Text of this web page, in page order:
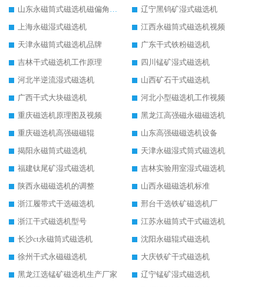
山东永磁筒式磁选机磁偏角怎么调整
辽宁黑钨矿湿式磁选机
上海永磁湿式磁选机
江西永磁筒式磁选机视频
天津永磁筒式磁选机品牌
广东干式铁粉磁选机
吉林干式磁选机工作原理
四川锰矿湿式磁选机
河北半逆流湿式磁选机
山西矿石干式磁选机
广西干式大块磁选机
河北小型磁选机工作视频
重庆磁选机原理图及视频
黑龙江高强磁永磁磁选机
重庆磁选机高强磁磁辊
山东高强磁磁选机设备
揭阳永磁筒式磁选机
天津永磁湿式筒式磁选机
福建钛尾矿湿式磁选机
吉林实验用室湿式磁选机
陕西永磁磁选机的调整
山西永磁磁选机标准
浙江履带式干选磁选机
邢台干选铁矿磁选机厂
浙江干式磁选机型号
江苏永磁筒式干式磁选机
长沙ct永磁筒式磁选机
沈阳永磁辊式磁选机
徐州干式永磁磁选机
大庆铁矿干式磁选机
黑龙江选锰矿磁选机生产厂家
辽宁锰矿湿式磁选机